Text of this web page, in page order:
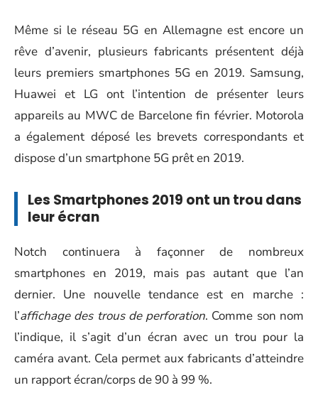
Même si le réseau 5G en Allemagne est encore un
rêve d’avenir, plusieurs fabricants présentent déjà
leurs premiers smartphones 5G en 2019. Samsung,
Huawei et LG ont l’intention de présenter leurs
appareils au MWC de Barcelone fin février. Motorola
a également déposé les brevets correspondants et
dispose d’un smartphone 5G prêt en 2019.
Les Smartphones 2019 ont un trou dans
leur écran
Notch continuera à façonner de nombreux
smartphones en 2019, mais pas autant que l’an
dernier. Une nouvelle tendance est en marche :
l’affichage destrous de perforation. Comme son nom
l’indique, il s’agit d’un écran avec un trou pour la
caméra avant. Cela permet aux fabricants d’atteindre
un rapport écran/corps de 90 à 99 %.